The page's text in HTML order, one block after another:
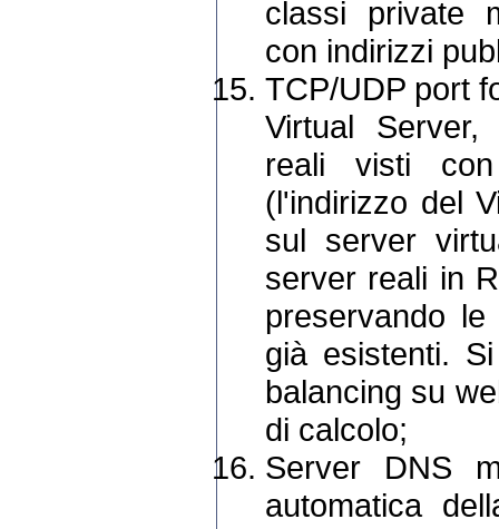
classi private
con indirizzi
TCP/UDP port
Virtual
reali visti
(l'indirizzo del
sul server
server reali in
preservando
già esistenti.
balancing su
di calcolo;
Server DNS
automatica